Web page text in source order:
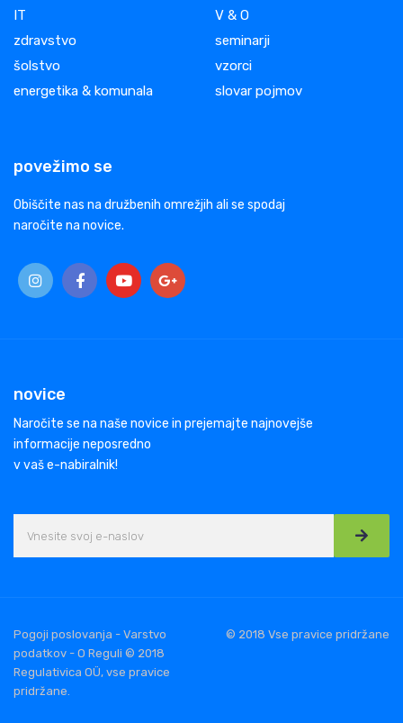
IT
zdravstvo
šolstvo
energetika & komunala
V & O
seminarji
vzorci
slovar pojmov
povežimo se
Obiščite nas na družbenih omrežjih ali se spodaj
naročite na novice.
novice
Naročite se na naše novice in prejemajte najnovejše
informacije neposredno
v vaš e-nabiralnik!
Pogoji poslovanja - Varstvo
podatkov - O Reguli © 2018
Regulativica OÜ, vse pravice
pridržane.
© 2018 Vse pravice pridržane